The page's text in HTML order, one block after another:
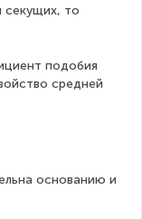
секущих, то
подобия
средней
основанию и